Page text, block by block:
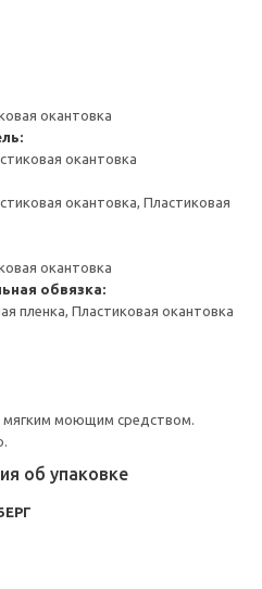
окантовка
окантовка
окантовка, Пластиковая
окантовка
обвязка:
пленка, Пластиковая окантовка
моющим средством.
об упаковке